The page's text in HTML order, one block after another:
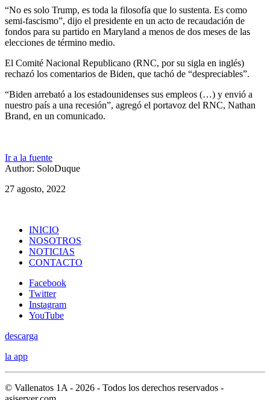
“No es solo Trump, es toda la filosofía que lo sustenta. Es como
semi-fascismo”, dijo el presidente en un acto de recaudación de
fondos para su partido en Maryland a menos de dos meses de las
elecciones de término medio.
El Comité Nacional Republicano (RNC, por su sigla en inglés)
rechazó los comentarios de Biden, que tachó de “despreciables”.
“Biden arrebató a los estadounidenses sus empleos (…) y envió a
nuestro país a una recesión”, agregó el portavoz del RNC, Nathan
Brand, en un comunicado.
Ir a la fuente
Author: SoloDuque
27 agosto, 2022
INICIO
NOSOTROS
NOTICIAS
CONTACTO
Facebook
Twitter
Instagram
YouTube
descarga
la app
© Vallenatos 1A - 2026 - Todos los derechos reservados -